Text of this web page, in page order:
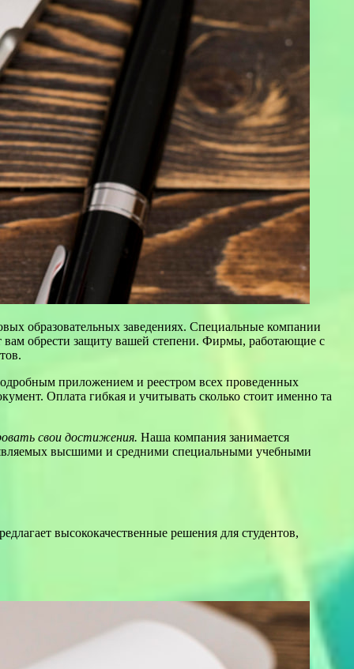
образовательных заведениях. Специальные компании
вам обрести защиту вашей степени. Фирмы, работающие с
приложением и реестром всех проведенных
Оплата гибкая и учитывать сколько стоит именно та
свои достижения. Наша компания занимается
высшими и средними специальными учебными
высококачественные решения для студентов,